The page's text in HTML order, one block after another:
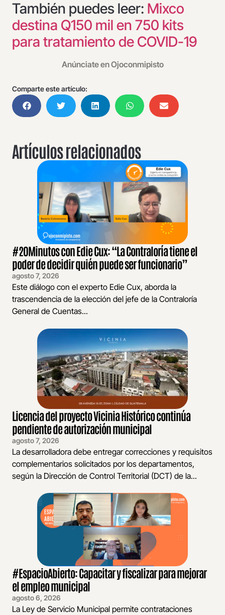
También puedes leer: Mixco
destina Q150 mil en 750 kits
para tratamiento de COVID-19
Anúnciate en Ojoconmipisto
Comparte este artículo:
Artículos relacionados
#20Minutos con Edie Cux: “La Contraloría tiene el
poder de decidir quién puede ser funcionario”
agosto 7, 2026
Este diálogo con el experto Edie Cux, aborda la
trascendencia de la elección del jefe de la Contraloría
General de Cuentas...
Licencia del proyecto Vicinia Histórico continúa
pendiente de autorización municipal
agosto 7, 2026
La desarrolladora debe entregar correcciones y requisitos
complementarios solicitados por los departamentos,
según la Dirección de Control Territorial (DCT) de la...
#EspacioAbierto: Capacitar y fiscalizar para mejorar
el empleo municipal
agosto 6, 2026
La Ley de Servicio Municipal permite contrataciones